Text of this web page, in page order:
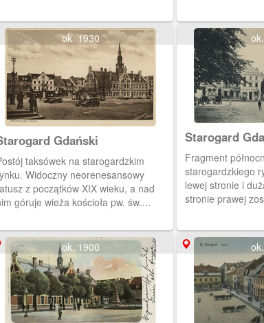
ok. 1930
Gdański
taksówek na starogardzkim
Widoczny neorenesansowy
początków XIX wieku, a nad
góruje wieża kościoła pw. św.
Starogard
Fragment
starogardzkiego
lewej stronie i
stronie prawej
ok. 1900